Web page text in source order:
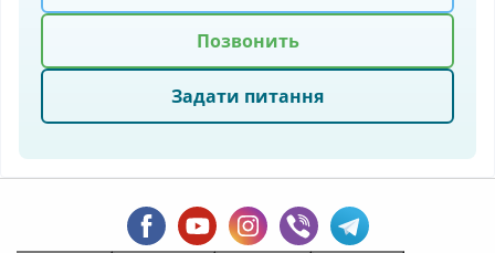
Позвонить
Задати питання